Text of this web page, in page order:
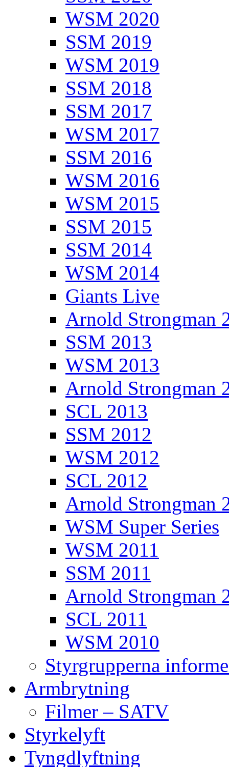
WSM 2020
SSM 2019
WSM 2019
SSM 2018
SSM 2017
WSM 2017
SSM 2016
WSM 2016
WSM 2015
SSM 2015
SSM 2014
WSM 2014
Giants Live
Arnold Strongman
SSM 2013
WSM 2013
Arnold Strongman
SCL 2013
SSM 2012
WSM 2012
SCL 2012
Arnold Strongman
WSM Super Series
WSM 2011
SSM 2011
Arnold Strongman
SCL 2011
WSM 2010
Styrgrupperna
Armbrytning
Filmer – SATV
Styrkelyft
Tyngdlyftning